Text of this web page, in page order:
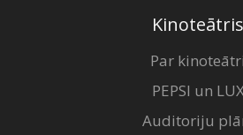
Kinoteātris
Par kinoteātri
PEPSI un
Auditoriju